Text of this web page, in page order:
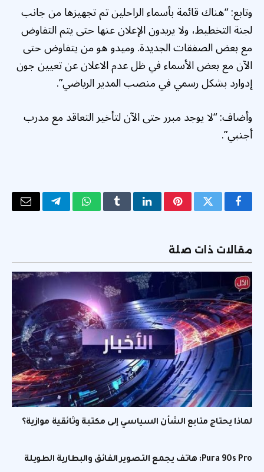
وتابع: “هناك قائمة بأسماء الراحلين تم تجهيزها من جانب
لجنة التخطيط، ولا يريدون الإعلان عنها حتى يتم التفاوض
مع بعض الصفقات الجديدة. وميدو هو من يتفاوض حتى
الآن مع بعض الأسماء في ظل عدم الاعلان عن تعيين جون
إدوارد بشكل رسمي في منصب المدير الرياضي”.
وأضاف: “لا يوجد مبرر حتى الآن لتأخير التعاقد مع مدرب
أجنبي”.
فيسبوكتويتر بينتيريستلينكدإنTumblrواتسابتيلقرامالبريد
مقالات ذات صلة
لماذا يحتاج متابع الشأن السياسي إلى مكتبة وثائقية موازية؟
Pura 90s Pro: هاتف يجمع التصوير الفائق والبطارية الطويلة